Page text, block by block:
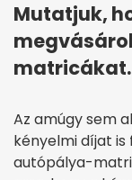
Mutatjuk,
matricákat.
Az amúgy sem
kényelmi díjat
autópálya-